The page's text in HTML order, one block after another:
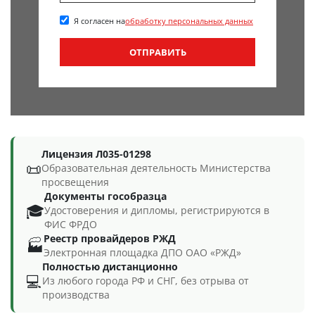
Я согласен наобработку персональных данных
ОТПРАВИТЬ
📜
Лицензия Л035-01298
Образовательная деятельность Министерства
просвещения
🎓
Документы гособразца
Удостоверения и дипломы, регистрируются в
ФИС ФРДО
🏭Реестр провайдеров РЖД
Электронная площадка ДПО ОАО «РЖД»
💻
Полностью дистанционно
Из любого города РФ и СНГ, без отрыва от
производства